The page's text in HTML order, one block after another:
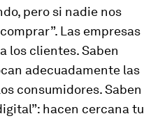
pero si nadie nos
Las empresas
los clientes. Saben
adecuadamente las
consumidores. Saben
hacen cercana tu